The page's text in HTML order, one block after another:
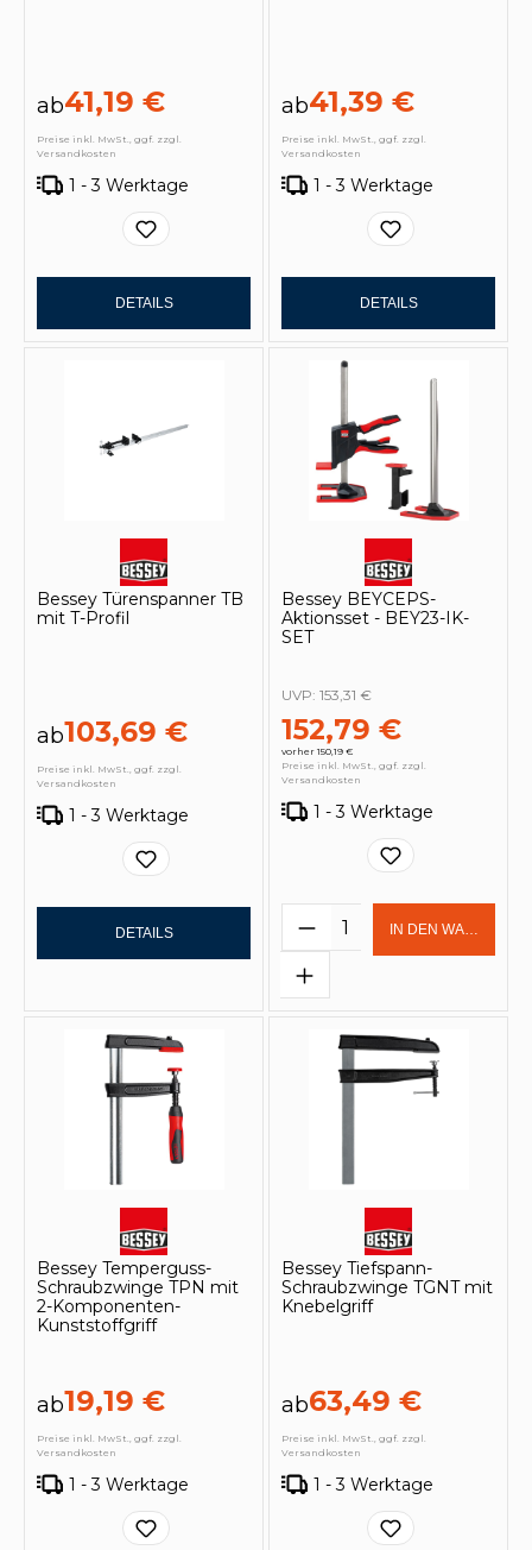
ab41,19 €
Preise inkl. MwSt., ggf. zzgl.
Versandkosten
1 - 3 Werktage
DETAILS
ab41,39 €
Preise inkl. MwSt., ggf. zzgl.
Versandkosten
1 - 3 Werktage
DETAILS
Bessey Türenspanner TB
mit T-Profil
ab103,69 €
Preise inkl. MwSt., ggf. zzgl.
Versandkosten
1 - 3 Werktage
DETAILS
Bessey BEYCEPS-
Aktionsset - BEY23-IK-
SET
152,79 €
vorher 150,19 €
UVP: 153,31 €
Preise inkl. MwSt., ggf. zzgl.
Versandkosten
1 - 3 Werktage
Produkt Anzahl:
IN DEN
Bessey Temperguss-
Schraubzwinge TPN mit
2-Komponenten-
Kunststoffgriff
ab19,19 €
Preise inkl. MwSt., ggf. zzgl.
Versandkosten
1 - 3 Werktage
Bessey Tiefspann-
Schraubzwinge TGNT mit
Knebelgriff
ab63,49 €
Preise inkl. MwSt., ggf. zzgl.
Versandkosten
1 - 3 Werktage